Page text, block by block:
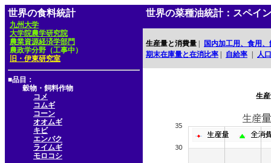
世界の食料統計
九州大学
大学院農学研究院
農業資源経済学部門
農政学分野（工事中）
旧・伊東研究室
■品目：
穀物・飼料作物
コメ
コムギ
コーン
オオムギ
キビ
エンバク
ライムギ
モロコシ
世界の菜種油統計：スペイン
生産量と消費量
国内加工用、食用
期末在庫量と在消比率
自給率 人口
生